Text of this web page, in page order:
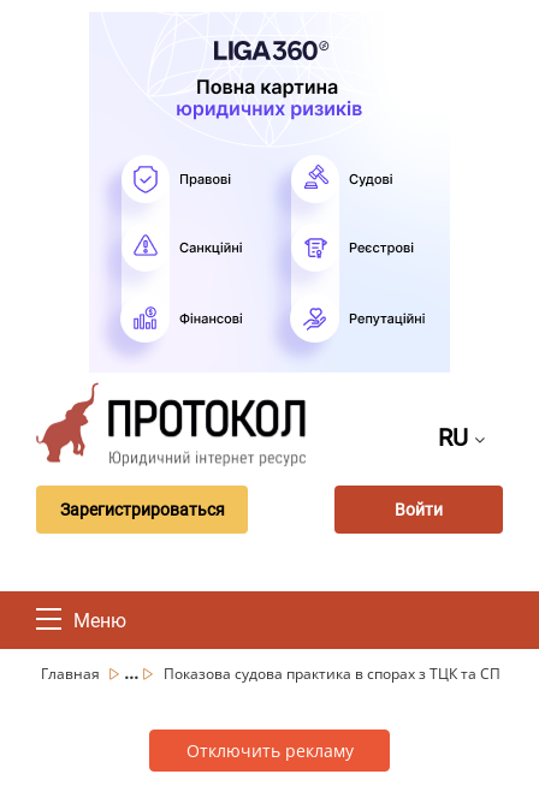
RU
Зарегистрироваться Войти
Меню
Главная ... Показова судова практика в спорах з ТЦК та СП
Отключить рекламу